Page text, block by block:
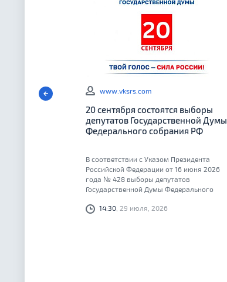
www.vksrs.com
20 сентября состоятся выборы
депутатов Государственной Думы
Федерального собрания РФ
В соответствии с Указом Президента
Российской Федерации от 16 июня 2026
года № 428 выборы депутатов
Государственной Думы Федерального
девятого созыва состоятся 20 сентября
14:30 , 29 июля, 2026